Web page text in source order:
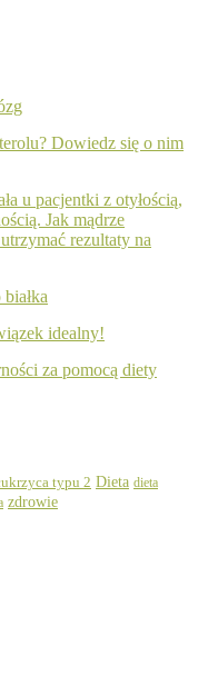
Dowiedz się o nim
u pacjentki z otyłością,
Jak mądrze
rezultaty na
idealny!
za pomocą diety
typu 2 Dieta dieta
zdrowie